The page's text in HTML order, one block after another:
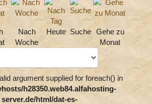
Nach
Woche
Heute Suche Gehe zu
Monat
argument supplied for foreach() in
h28350.web84.alfahosting-
server.de/html/dat-es-